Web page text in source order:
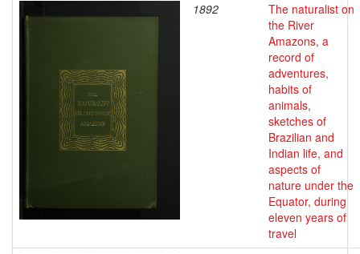
1892
The naturalist on
the River
Amazons, a
record of
adventures,
habits of
animals,
sketches of
Brazilian and
Indian life, and
aspects of
nature under the
Equator, during
eleven years of
travel